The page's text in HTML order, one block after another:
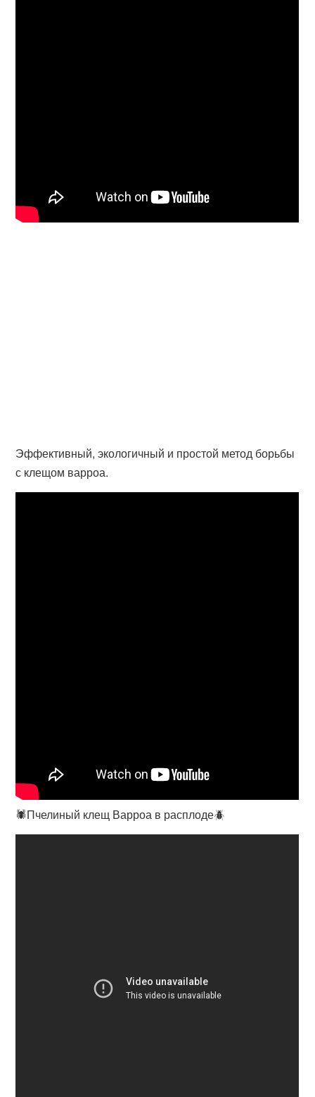
Эффективный, экологичный и простой метод борьбы
с клещом варроа.
🕷️Пчелиный клещ Варроа в расплоде🪲